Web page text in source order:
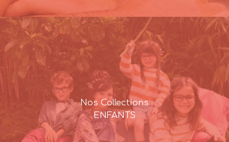
Nos Collections
ENFANTS